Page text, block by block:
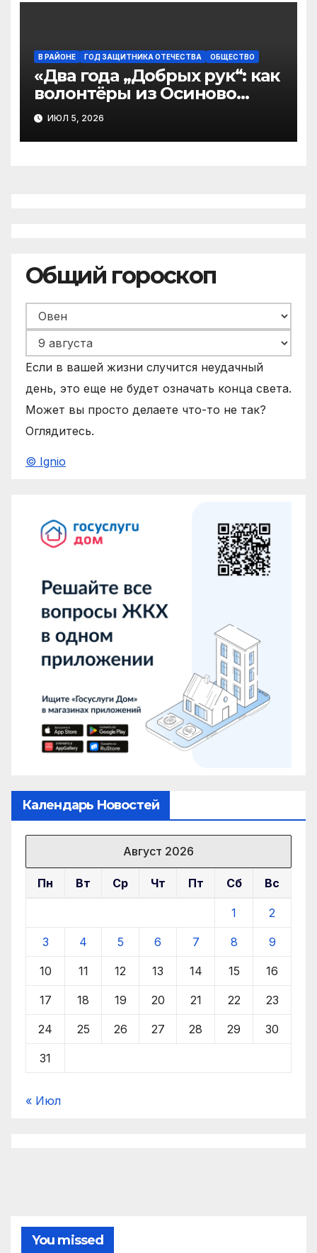
В РАЙОНЕ ГОД ЗАЩИТНИКА ОТЕЧЕСТВА ОБЩЕСТВО
«Два года „Добрых рук“: как
волонтёры из Осиново
(Виноградовский округ)
согревают фронт заботой»
ИЮЛ 5, 2026
Общий гороскоп
Если в вашей жизни случится неудачный
день, это еще не будет означать конца света.
Может вы просто делаете что-то не так?
Оглядитесь.
© Ignio
Календарь Новостей
Август 2026
Пн Вт Ср Чт Пт Сб Вс
1 2
3 4 5 6 7 8 9
10 11 12 13 14 15 16
17 18 19 20 21 22 23
24 25 26 27 28 29 30
31
« Июл
You missed